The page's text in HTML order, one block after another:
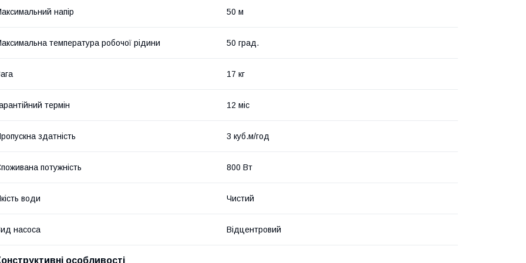
напір 50 м
температура робочої рідини 50 град.
17 кг
термін 12 міс
здатність 3 куб.м/год
потужність 800 Вт
води Чистий
насоса Відцентровий
особливості